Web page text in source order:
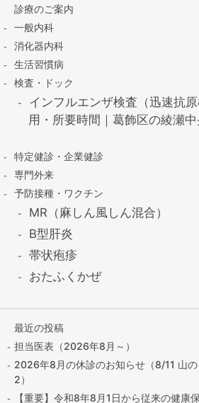
診療のご案内
一般内科
消化器内科
生活習慣病
検査・ドック
インフルエンザ検査（迅速抗
用・所要時間｜葛飾区の綾瀬
特定健診・企業健診
専門外来
予防接種・ワクチン
MR（麻しん風しん混合）
B型肝炎
帯状疱疹
おたふくかぜ
最近の投稿
担当医表（2026年8月～）
2026年8月の休診のお知らせ（8/11 山
2）
【重要】令和8年8月1日から従来の健康